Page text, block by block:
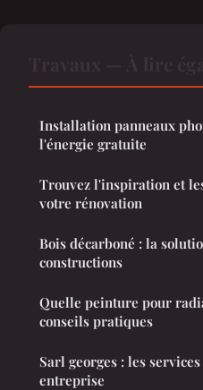
Installation panneaux
l'énergie gratuite
Trouvez l'inspiration et
votre rénovation
Bois décarboné : la
constructions
Quelle peinture pour
conseils pratiques
Sarl georges : les
entreprise